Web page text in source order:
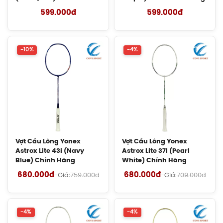
1.599.000đ
Giày Cầu Lông Yonex Eclipsion Z
Vợt Cầu Lông Lining Axforce 100 Max
4.090.000đ
Cước Cầu Lông Kizuna Z63X Chính
Cước Cầu Lông Kizuna Z61 Chính
599.000đ 599.000đ
-10%
Vợt Cầu Lông Yonex
Astrox Lite 43i (Navy
Blue) Chính Hãng
680.000đ-Giá:759.000đ
-4%
Vợt Cầu Lông Yonex
Astrox Lite 37I (Pearl
White) Chính Hãng
680.000đ-Giá:709.000đ
-4% -4%